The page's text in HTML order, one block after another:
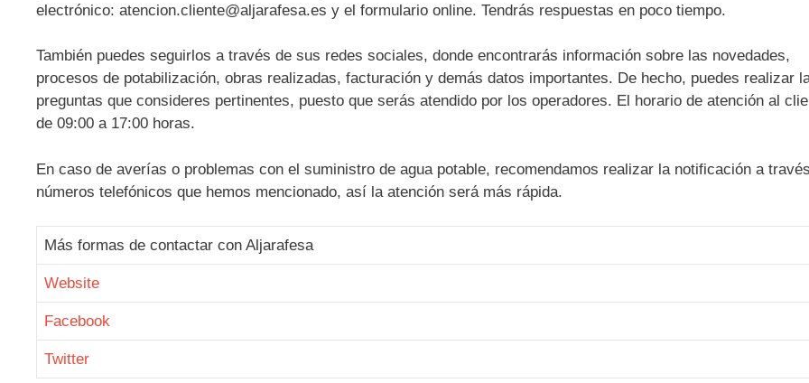
electrónico: atencion.cliente@aljarafesa.es y el formulario online. Tendrás respuestas en poco tiempo.
También puedes seguirlos a través de sus redes sociales, donde encontrarás información sobre las novedades,
procesos de potabilización, obras realizadas, facturación y demás datos importantes. De hecho, puedes realizar
preguntas que consideres pertinentes, puesto que serás atendido por los operadores. El horario de atención al
de 09:00 a 17:00 horas.
En caso de averías o problemas con el suministro de agua potable, recomendamos realizar la notificación a
números telefónicos que hemos mencionado, así la atención será más rápida.
Más formas de contactar con Aljarafesa
Website
Facebook
Twitter